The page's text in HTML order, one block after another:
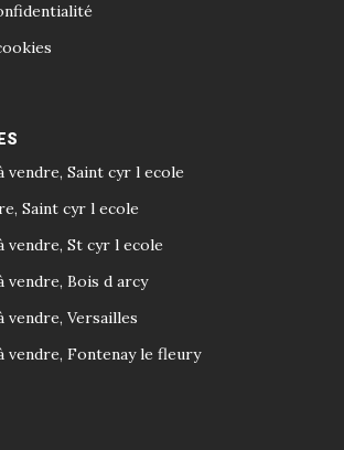
vendre, Saint cyr l ecole
Saint cyr l ecole
vendre, St cyr l ecole
vendre, Bois d arcy
vendre, Versailles
vendre, Fontenay le fleury